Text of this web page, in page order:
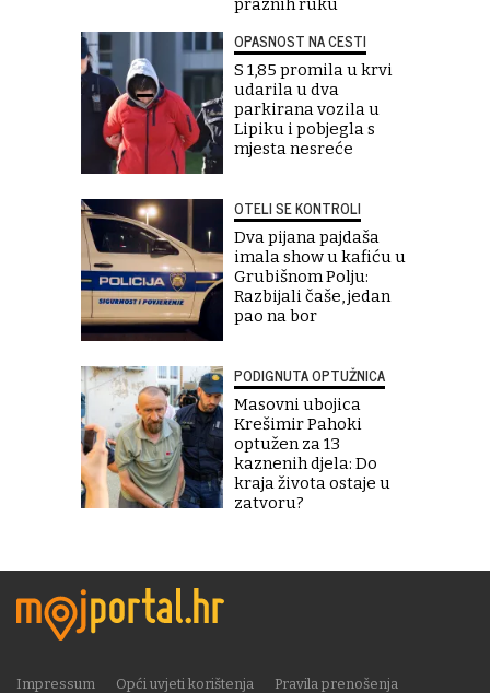
praznih ruku
OPASNOST NA CESTI
S 1,85 promila u krvi
udarila u dva
parkirana vozila u
Lipiku i pobjegla s
mjesta nesreće
OTELI SE KONTROLI
Dva pijana pajdaša
imala show u kafiću u
Grubišnom Polju:
Razbijali čaše, jedan
pao na bor
PODIGNUTA OPTUŽNICA
Masovni ubojica
Krešimir Pahoki
optužen za 13
kaznenih djela: Do
kraja života ostaje u
zatvoru?
Impressum Opći uvjeti korištenja
Pravila prenošenja